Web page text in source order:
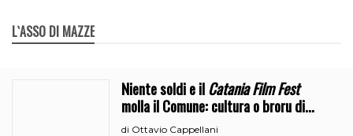
L`ASSO DI MAZZE
Niente soldi e ilCatania Film Fest
molla il Comune: cultura o broru di
ciciri?
di Ottavio Cappellani